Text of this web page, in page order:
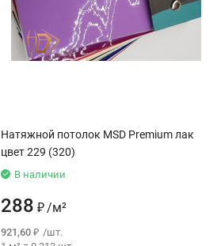
Натяжной потолок MSD Premium лак
цвет 229 (320)
В наличии
288 ₽ /м²
921,60 ₽ /шт.